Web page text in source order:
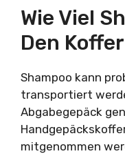
Wie Viel
Den Koffer
Shampoo kann
transportiert
Abgabegepäck
mitgenommen